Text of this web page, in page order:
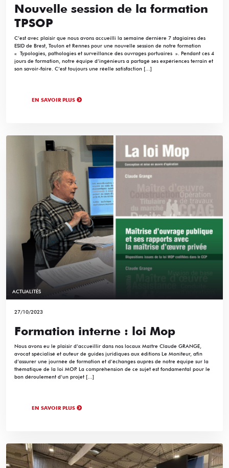
Nouvelle session de la formation
TPSOP
C’est avec plaisir que nous avons accueilli la semaine dernière 7 stagiaires des
ESID de Brest, Toulon et Rennes pour une nouvelle session de notre formation
« Typologies, pathologies et surveillance des ouvrages portuaires ». Pendant ces 4
jours de formation, notre équipe d’ingénieurs a partagé ses expériences terrain et
son savoir-faire. C’est toujours une réelle satisfaction […]
EN SAVOIR PLUS
ACTUALITÉS
27/10/2023
Formation interne : loi Mop
Nous avons eu le plaisir d’accueillir dans nos locaux Maître Claude GRANGE,
avocat spécialisé et auteur de guides juridiques aux éditions Le Moniteur, afin
d’assurer une journée de formation et d’échanges auprès de notre équipe sur la
thématique de la loi MOP. La compréhension de ce sujet est fondamental pour le
bon déroulement d’un projet […]
EN SAVOIR PLUS